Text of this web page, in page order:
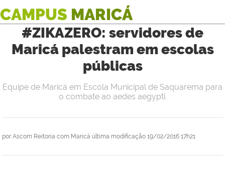
CAMPUS MARICÁ
#ZIKAZERO: servidores de
Maricá palestram em escolas
públicas
por Ascom Reitoria com Maricá última modificação 19/02/2016 17h21
Equipe de Maricá em Escola Municipal de Saquarema para
o combate ao aedes aegypti.